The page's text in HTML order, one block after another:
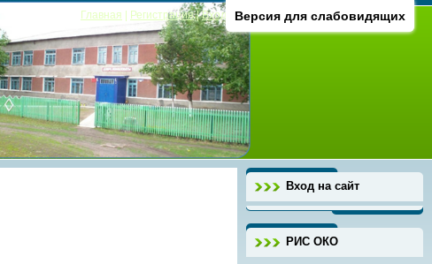
Версия для слабовидящих
Главная Регистрация|Вход
Вход на сайт
РИС ОКО